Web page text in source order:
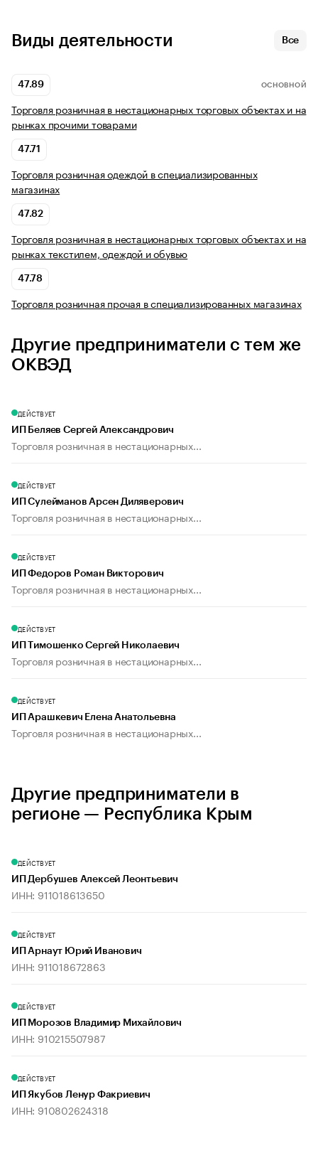
Виды деятельности Все
47.89 ОСНОВНОЙ
Торговля розничная в нестационарных торговых объектах и на
рынках прочими товарами
47.71
Торговля розничная одеждой в специализированных
магазинах
47.82
Торговля розничная в нестационарных торговых объектах и на
рынках текстилем, одеждой и обувью
47.78
Торговля розничная прочая в специализированных магазинах
Другие предприниматели с тем же
ОКВЭД
ДЕЙСТВУЕТ
ИП Беляев Сергей Александрович
Торговля розничная в нестационарных...
ДЕЙСТВУЕТ
ИП Сулейманов Арсен Диляверович
Торговля розничная в нестационарных...
ДЕЙСТВУЕТ
ИП Федоров Роман Викторович
Торговля розничная в нестационарных...
ДЕЙСТВУЕТ
ИП Тимошенко Сергей Николаевич
Торговля розничная в нестационарных...
ДЕЙСТВУЕТ
ИП Арашкевич Елена Анатольевна
Торговля розничная в нестационарных...
Другие предприниматели в
регионе — Республика Крым
ДЕЙСТВУЕТ
ИП Дербушев Алексей Леонтьевич
ИНН: 911018613650
ДЕЙСТВУЕТ
ИП Арнаут Юрий Иванович
ИНН: 911018672863
ДЕЙСТВУЕТ
ИП Морозов Владимир Михайлович
ИНН: 910215507987
ДЕЙСТВУЕТ
ИП Якубов Ленур Факриевич
ИНН: 910802624318